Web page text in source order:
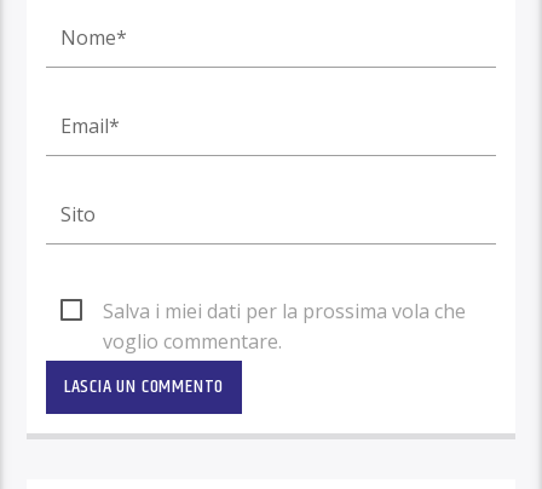
Salva i miei dati per la prossima vola che
voglio commentare.